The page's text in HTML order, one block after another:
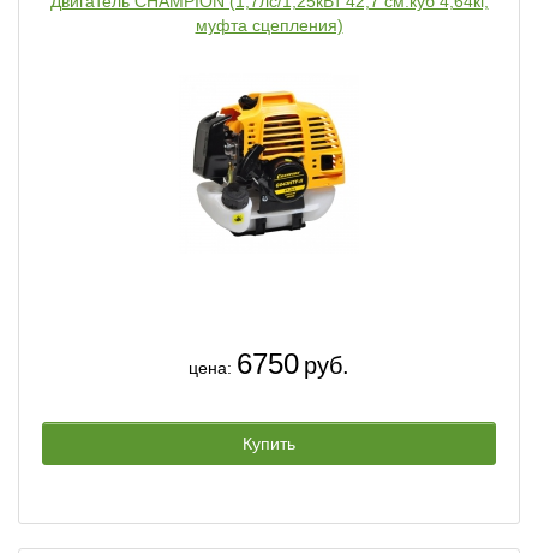
муфта сцепления)
цена: 6750 руб.
Купить